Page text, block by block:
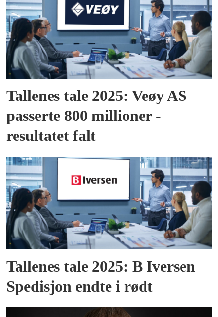
Tallenes tale 2025: Veøy AS
passerte 800 millioner -
resultatet falt
Tallenes tale 2025: B Iversen
Spedisjon endte i rødt